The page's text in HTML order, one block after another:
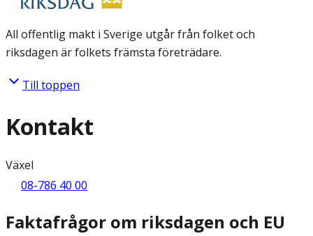
All offentlig makt i Sverige utgår från folket och
riksdagen är folkets främsta företrädare.
Till toppen
Kontakt
Växel
08-786 40 00
Faktafrågor om riksdagen och EU